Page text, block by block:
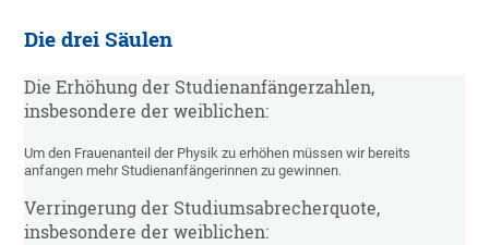
Die drei Säulen
Die Erhöhung der Studienanfängerzahlen,
insbesondere der weiblichen:
Um den Frauenanteil der Physik zu erhöhen müssen wir bereits
anfangen mehr Studienanfängerinnen zu gewinnen.
Verringerung der Studiumsabrecherquote,
insbesondere der weiblichen: